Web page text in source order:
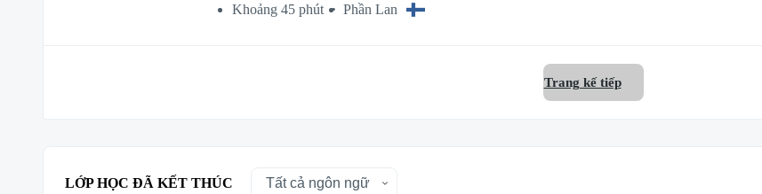
Khoảng 45 phút Phần Lan
Trang kế tiếp
LỚP HỌC ĐÃ KẾT THÚC